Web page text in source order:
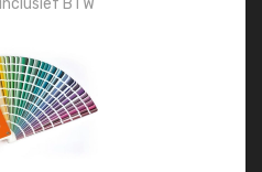
inclusief BTW